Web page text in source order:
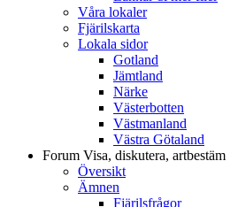
Våra lokaler
Fjärilskarta
Lokala sidor
Gotland
Jämtland
Närke
Västerbotten
Västmanland
Västra Götaland
Forum Visa, diskutera, artbestäm
Översikt
Ämnen
Fjärilsfrågor